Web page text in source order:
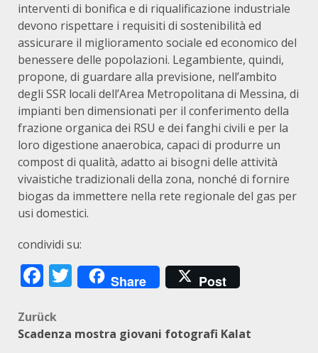
interventi di bonifica e di riqualificazione industriale
devono rispettare i requisiti di sostenibilità ed
assicurare il miglioramento sociale ed economico del
benessere delle popolazioni. Legambiente, quindi,
propone, di guardare alla previsione, nell’ambito
degli SSR locali dell’Area Metropolitana di Messina, di
impianti ben dimensionati per il conferimento della
frazione organica dei RSU e dei fanghi civili e per la
loro digestione anaerobica, capaci di produrre un
compost di qualità, adatto ai bisogni delle attività
vivaistiche tradizionali della zona, nonché di fornire
biogas da immettere nella rete regionale del gas per
usi domestici.
condividi su:
Facebook
Twitter
Share Post
Beitragsnavigation
Zurück
Scadenza mostra giovani fotografi Kalat